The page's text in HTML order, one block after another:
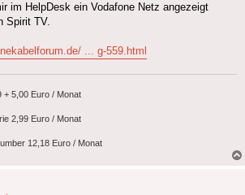
im HelpDesk ein Vodafone Netz angezeigt
Spirit TV.
... g-559.html
+ 5,00 Euro / Monat
2,99 Euro / Monat
12,18 Euro / Monat